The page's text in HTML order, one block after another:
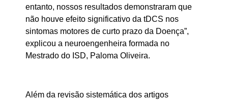
entanto, nossos resultados demonstraram que
não houve efeito significativo da tDCS nos
sintomas motores de curto prazo da Doença”,
explicou a neuroengenheira formada no
Mestrado do ISD, Paloma Oliveira.
Além da revisão sistemática dos artigos